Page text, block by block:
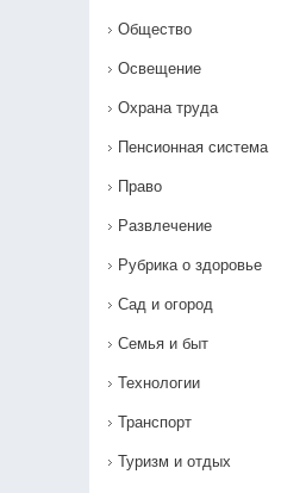
Общество
Освещение
Охрана труда
Пенсионная система
Право
Развлечение
Рубрика о здоровье
Сад и огород
Семья и быт
Технологии
Транспорт
Туризм и отдых